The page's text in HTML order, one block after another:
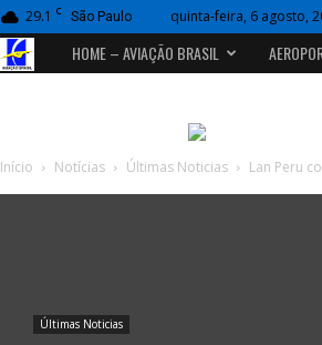
29.1 C São Paulo quinta-feira, 6 agosto,
Portal
HOME – AVIAÇÃO BRASIL
Início Notícias Últimas Noticias Lan Peru
Últimas Noticias